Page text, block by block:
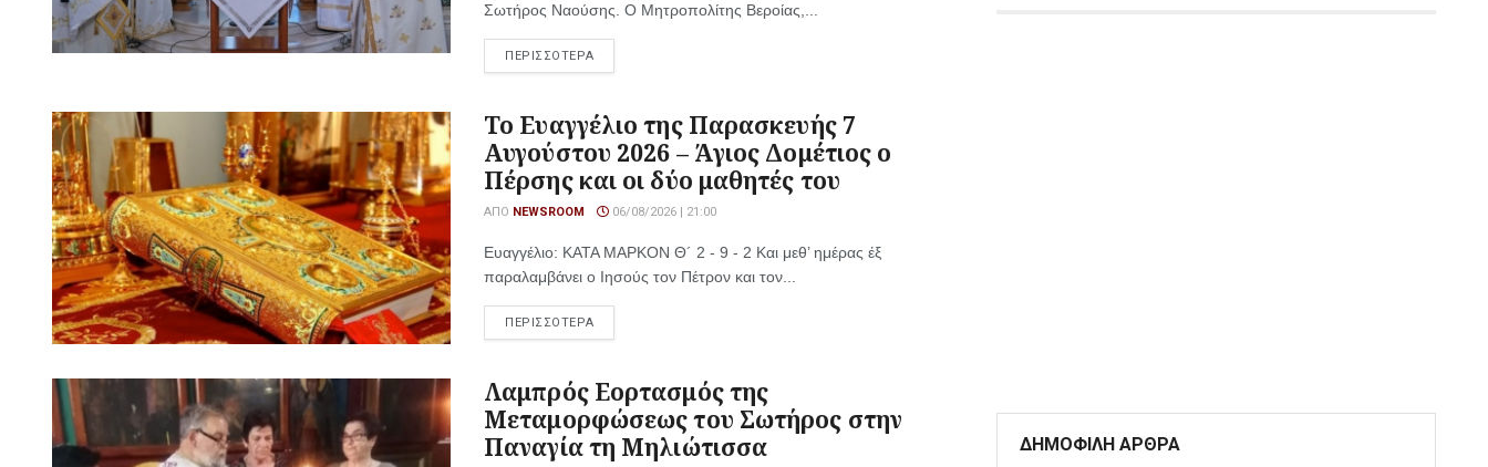
Σωτήρος Ναούσης. Ο Μητροπολίτης Βεροίας,...
ΠΕΡΙΣΣΟΤΕΡΑ
Το Ευαγγέλιο της Παρασκευής 7
Αυγούστου 2026 – Άγιος Δομέτιος ο
Πέρσης και οι δύο μαθητές του
ΑΠΌ NEWSROOM 06/08/2026 | 21:00
Ευαγγέλιο: ΚΑΤΑ ΜΑΡΚΟΝ Θ´ 2 - 9 - 2 Και μεθ’ ημέρας έξ
παραλαμβάνει ο Ιησούς τον Πέτρον και τον...
ΠΕΡΙΣΣΟΤΕΡΑ
Λαμπρός Εορτασμός της
Μεταμορφώσεως του Σωτήρος στην
Παναγία τη Μηλιώτισσα
ΔΗΜΟΦΙΛΗ ΑΡΘΡΑ